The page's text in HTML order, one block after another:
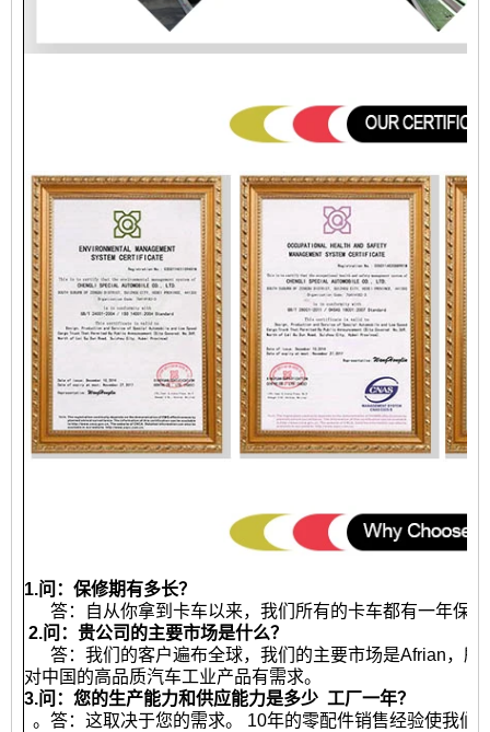
1.问：保修期有多长？
答：自从你拿到卡车以来，我们所有的卡车都有一年保
2.问：贵公司的主要市场是什么？
答：我们的客户遍布全球，我们的主要市场是Afrian，所
对中国的高品质汽车工业产品有需求。
3.问：您的生产能力和供应能力是多少 工厂一年？
。答：这取决于您的需求。 10年的零配件销售经验使我